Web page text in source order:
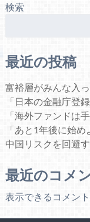
検索
最近の投稿
富裕層がみんな入っ
「日本の金融庁登
「海外ファンドは
「あと1年後に始
中国リスクを回避
最近のコメ
表示できるコメン